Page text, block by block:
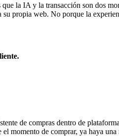
la IA y la transacción son dos
propia web. No porque la
de compras dentro de
momento de comprar, ya haya